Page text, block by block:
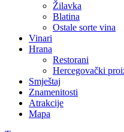
Žilavka
Blatina
Ostale sorte vina
Vinari
Hrana
Restorani
Hercegovački
Smještaj
Znamenitosti
Atrakcije
Mapa